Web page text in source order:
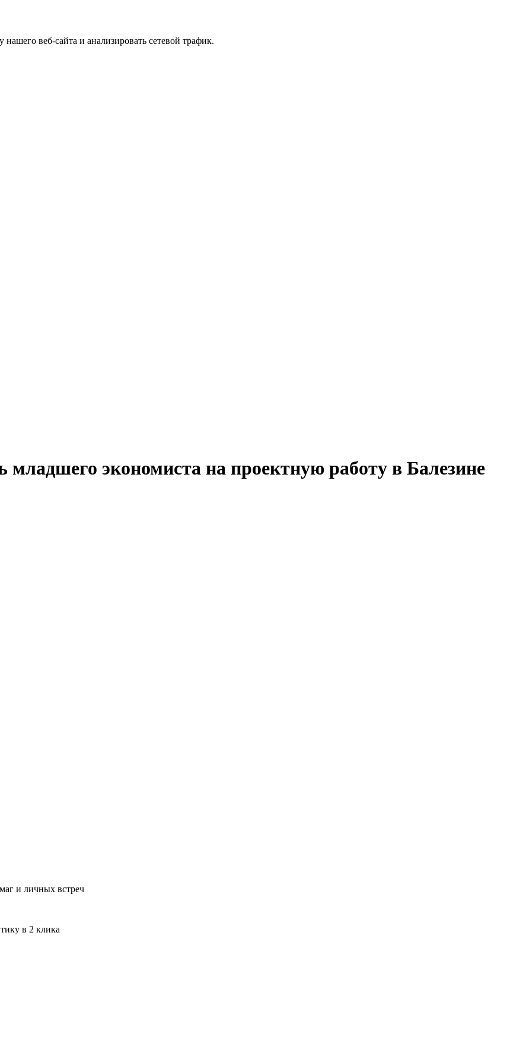
веб-сайта и анализировать сетевой трафик.
младшего экономиста на проектную работу в Балезине
и личных встреч
в 2 клика